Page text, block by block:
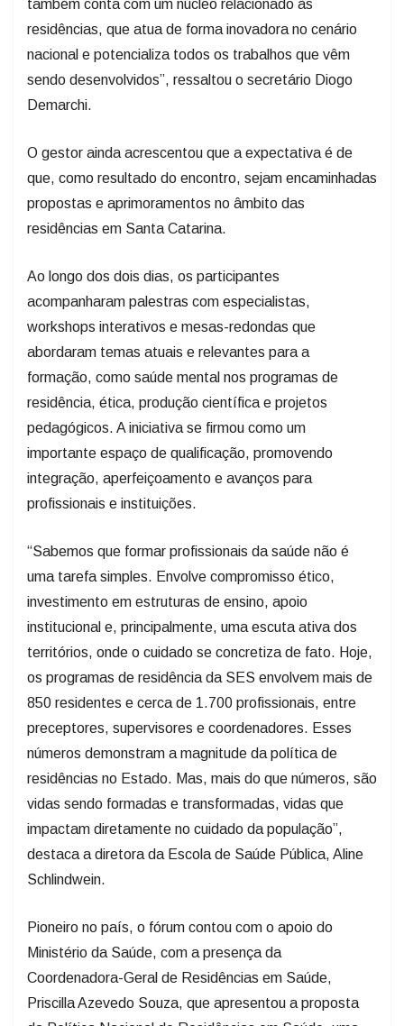
também conta com um núcleo relacionado às
residências, que atua de forma inovadora no cenário
nacional e potencializa todos os trabalhos que vêm
sendo desenvolvidos”, ressaltou o secretário Diogo
Demarchi.
O gestor ainda acrescentou que a expectativa é de
que, como resultado do encontro, sejam encaminhadas
propostas e aprimoramentos no âmbito das
residências em Santa Catarina.
Ao longo dos dois dias, os participantes
acompanharam palestras com especialistas,
workshops interativos e mesas-redondas que
abordaram temas atuais e relevantes para a
formação, como saúde mental nos programas de
residência, ética, produção científica e projetos
pedagógicos. A iniciativa se firmou como um
importante espaço de qualificação, promovendo
integração, aperfeiçoamento e avanços para
profissionais e instituições.
“Sabemos que formar profissionais da saúde não é
uma tarefa simples. Envolve compromisso ético,
investimento em estruturas de ensino, apoio
institucional e, principalmente, uma escuta ativa dos
territórios, onde o cuidado se concretiza de fato. Hoje,
os programas de residência da SES envolvem mais de
850 residentes e cerca de 1.700 profissionais, entre
preceptores, supervisores e coordenadores. Esses
números demonstram a magnitude da política de
residências no Estado. Mas, mais do que números, são
vidas sendo formadas e transformadas, vidas que
impactam diretamente no cuidado da população”,
destaca a diretora da Escola de Saúde Pública, Aline
Schlindwein.
Pioneiro no país, o fórum contou com o apoio do
Ministério da Saúde, com a presença da
Coordenadora-Geral de Residências em Saúde,
Priscilla Azevedo Souza, que apresentou a proposta